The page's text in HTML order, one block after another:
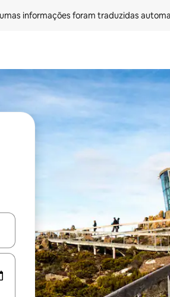
informações foram traduzidas
os usando as seta para cima e para